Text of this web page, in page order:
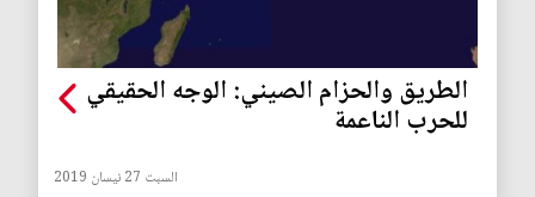
الطريق والحزام الصيني: الوجه الحقيقي
للحرب الناعمة
السبت 27 نيسان 2019